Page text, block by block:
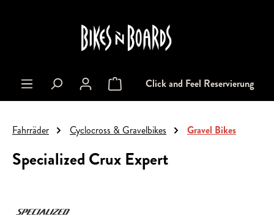
Warenkorb enthält 0 Positionen. Der
Click and Feel Reservierung
Fahrräder Cyclocross & Gravelbikes Gravel Bikes
Specialized Crux Expert